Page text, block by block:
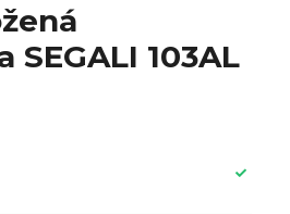
SEGALI 103AL